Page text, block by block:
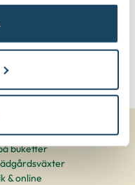
buketter
& online